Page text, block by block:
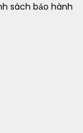
sách bảo hành